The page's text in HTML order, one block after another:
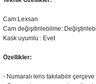
Cam:Lexsan
Cam değişitirilebilme:
Kask uyumlu : Evet
Özellikler:
- Numaralı lens takılabılır